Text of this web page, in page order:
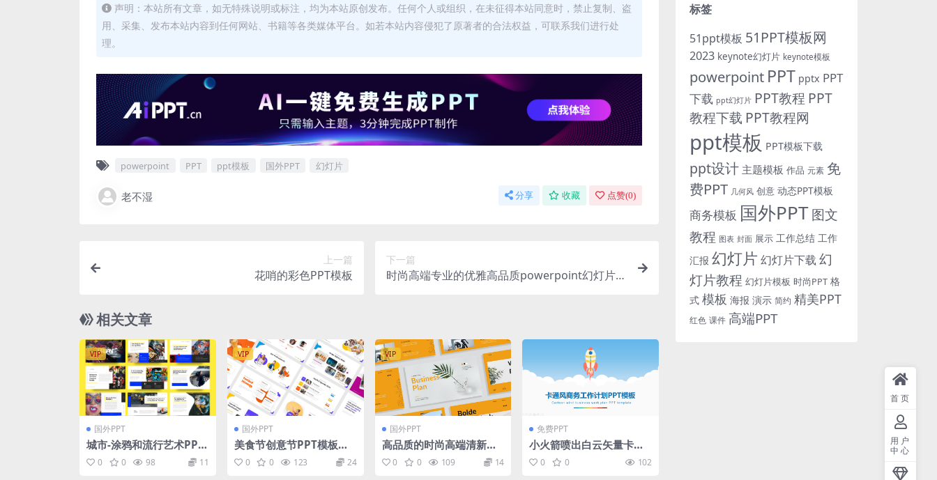
声明：本站所有文章，如无特殊说明或标注，均为本站原创发布。任何个人或组织，在未征得本站同意时，禁止复制、盗
用、采集、发布本站内容到任何网站、书籍等各类媒体平台。如若本站内容侵犯了原著者的合法权益，可联系我们进行处
理。
powerpoint PPT ppt模板 国外PPT 幻灯片
老不湿 分享 收藏 点赞(0)
上一篇
花哨的彩色PPT模板
下一篇
时尚高端专业的优雅高品质powerpoint幻灯片演
相关文章
VIP
国外PPT
城市-涂鸦和流行艺术PPT
模板（PPTX）
0 0 98 11
VIP
国外PPT
美食节创意节PPT模板下
载[PPTX]
0 0 123 24
VIP
国外PPT
高品质的时尚高端清新多
用途的powerpoint幻灯
片演示模板（pptx）
0 0 109 14
免费PPT
小火箭喷出白云矢量卡通
商务工作计划ppt模板
0 0 102
标签
51ppt模板 51PPT模板网
2023 keynote幻灯片 keynote模板
powerpoint PPT pptx PPT
下载 ppt幻灯片 PPT教程 PPT
教程下载 PPT教程网
ppt模板 PPT模板下载
ppt设计 主题模板 作品 元素 免
费PPT 几何风 创意 动态PPT模板
商务模板 国外PPT图文
教程 图表 封面 展示 工作总结 工作
汇报 幻灯片 幻灯片下载 幻
灯片教程 幻灯片模板 时尚PPT 格
式 模板 海报 演示 简约 精美PPT
红色 课件 高端PPT
首页
用户
中心